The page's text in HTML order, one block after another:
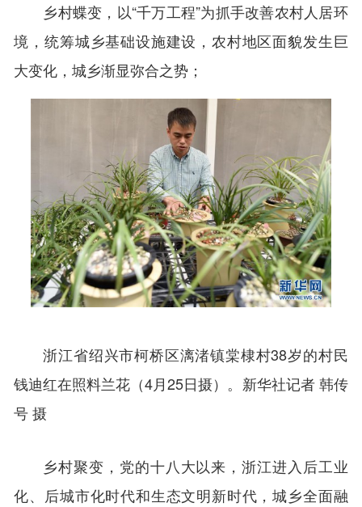
乡村蝶变，以“千万工程”为抓手改善农村人居环
境，统筹城乡基础设施建设，农村地区面貌发生巨
大变化，城乡渐显弥合之势；
浙江省绍兴市柯桥区漓渚镇棠棣村38岁的村民
钱迪红在照料兰花（4月25日摄）。新华社记者 韩传
号 摄
乡村聚变，党的十八大以来，浙江进入后工业
化、后城市化时代和生态文明新时代，城乡全面融